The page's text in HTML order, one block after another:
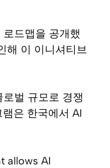
드맵을 공개했
해 이 이니셔티브
벌 규모로 경쟁
은 한국에서 AI
allows AI